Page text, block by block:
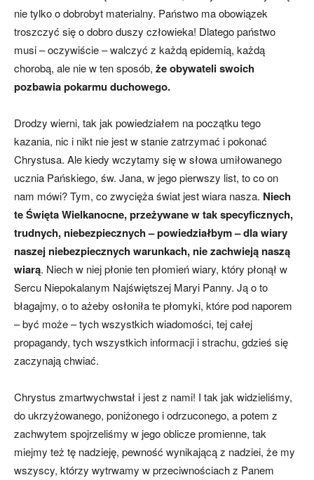
nie tylko o dobrobyt materialny. Państwo ma obowiązek
troszczyć się o dobro duszy człowieka! Dlatego państwo
musi – oczywiście – walczyć z każdą epidemią, każdą
chorobą, ale nie w ten sposób, że obywateli swoich
pozbawia pokarmu duchowego.
Drodzy wierni, tak jak powiedziałem na początku tego
kazania, nic i nikt nie jest w stanie zatrzymać i pokonać
Chrystusa. Ale kiedy wczytamy się w słowa umiłowanego
ucznia Pańskiego, św. Jana, w jego pierwszy list, to co on
nam mówi? Tym, co zwycięża świat jest wiara nasza. Niech
te Święta Wielkanocne, przeżywane w tak specyficznych,
trudnych, niebezpiecznych – powiedziałbym – dla wiary
naszej niebezpiecznych warunkach, nie zachwieją naszą
wiarą. Niech w niej płonie ten płomień wiary, który płonął w
Sercu Niepokalanym Najświętszej Maryi Panny. Ją o to
błagajmy, o to ażeby osłoniła te płomyki, które pod naporem
– być może – tych wszystkich wiadomości, tej całej
propagandy, tych wszystkich informacji i strachu, gdzieś się
zaczynają chwiać.
Chrystus zmartwychwstał i jest z nami! I tak jak widzieliśmy,
do ukrzyżowanego, poniżonego i odrzuconego, a potem z
zachwytem spojrzeliśmy w jego oblicze promienne, tak
miejmy też tę nadzieję, pewność wynikającą z nadziei, że my
wszyscy, którzy wytrwamy w przeciwnościach z Panem